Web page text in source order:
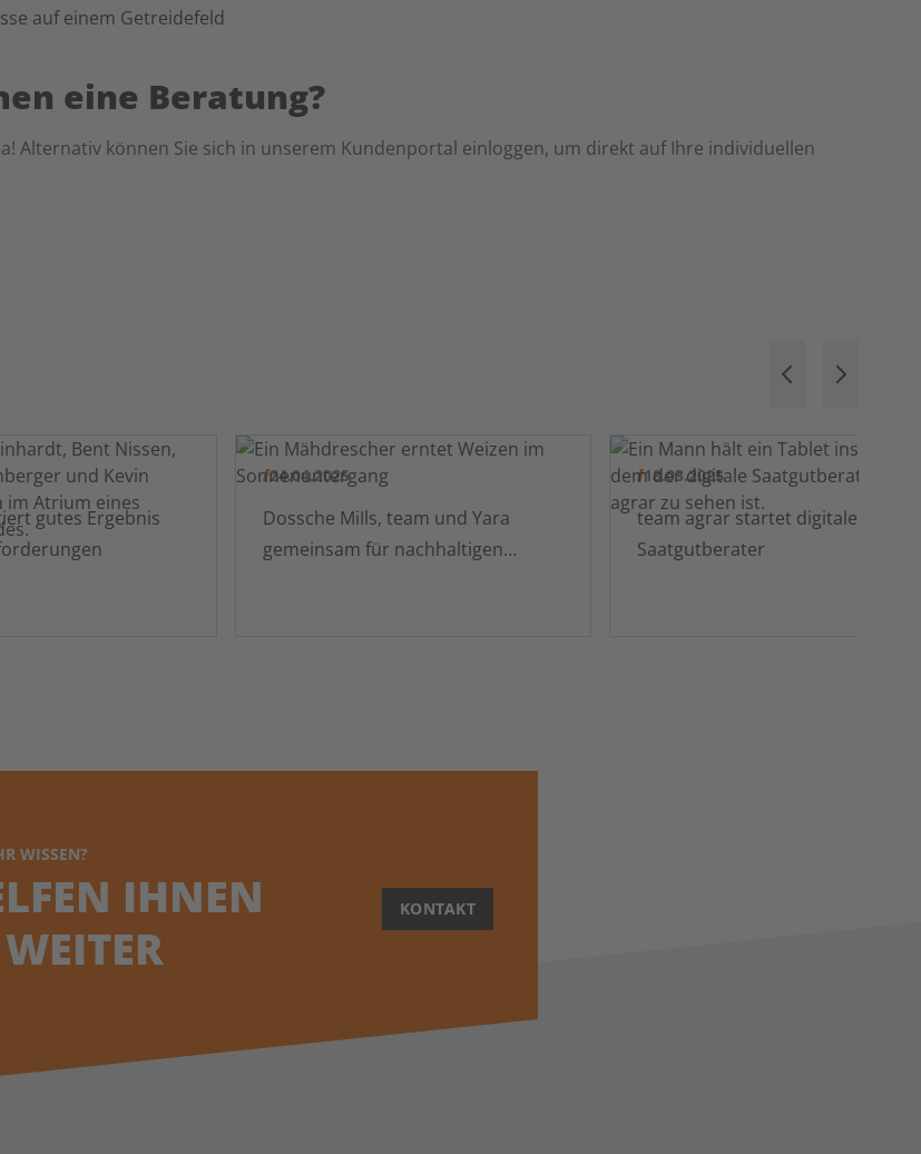
eine Beratung?
Alternativ können Sie sich in unserem Kundenportal einloggen, um direkt auf Ihre individuellen
24.04.2025
Dossche MiIls, team und Yara
gemeinsam für nachhaltigen
18.03.2025
team agrar startet digitalen
Saatgutberater
WISSEN?
IHNEN
KONTAKT